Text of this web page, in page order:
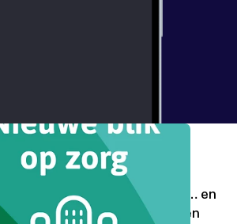
uitgelegd in het ziekenhuis… en
daarna niet wat je moet doen